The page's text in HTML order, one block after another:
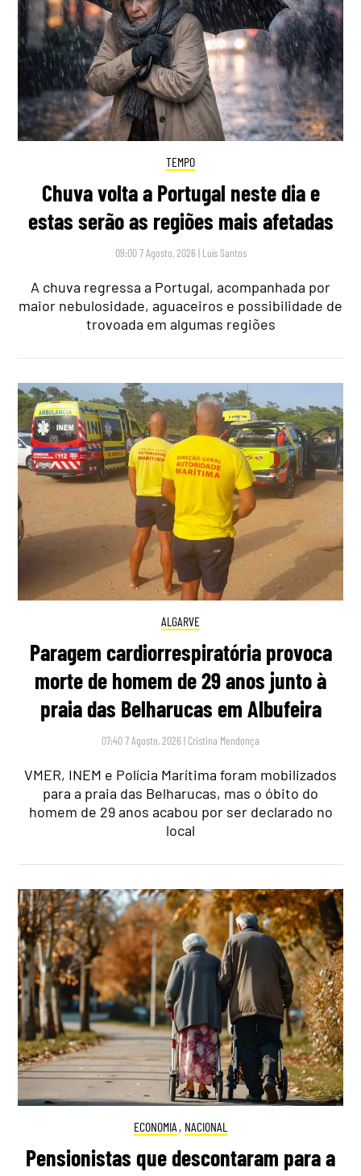
TEMPO
Chuva volta a Portugal neste dia e
estas serão as regiões mais afetadas
09:00 7 Agosto, 2026 | Luís Santos
A chuva regressa a Portugal, acompanhada por
maior nebulosidade, aguaceiros e possibilidade de
trovoada em algumas regiões
ALGARVE
Paragem cardiorrespiratória provoca
morte de homem de 29 anos junto à
praia das Belharucas em Albufeira
07:40 7 Agosto, 2026 | Cristina Mendonça
VMER, INEM e Polícia Marítima foram mobilizados
para a praia das Belharucas, mas o óbito do
homem de 29 anos acabou por ser declarado no
local
ECONOMIA , NACIONAL
Pensionistas que descontaram para a